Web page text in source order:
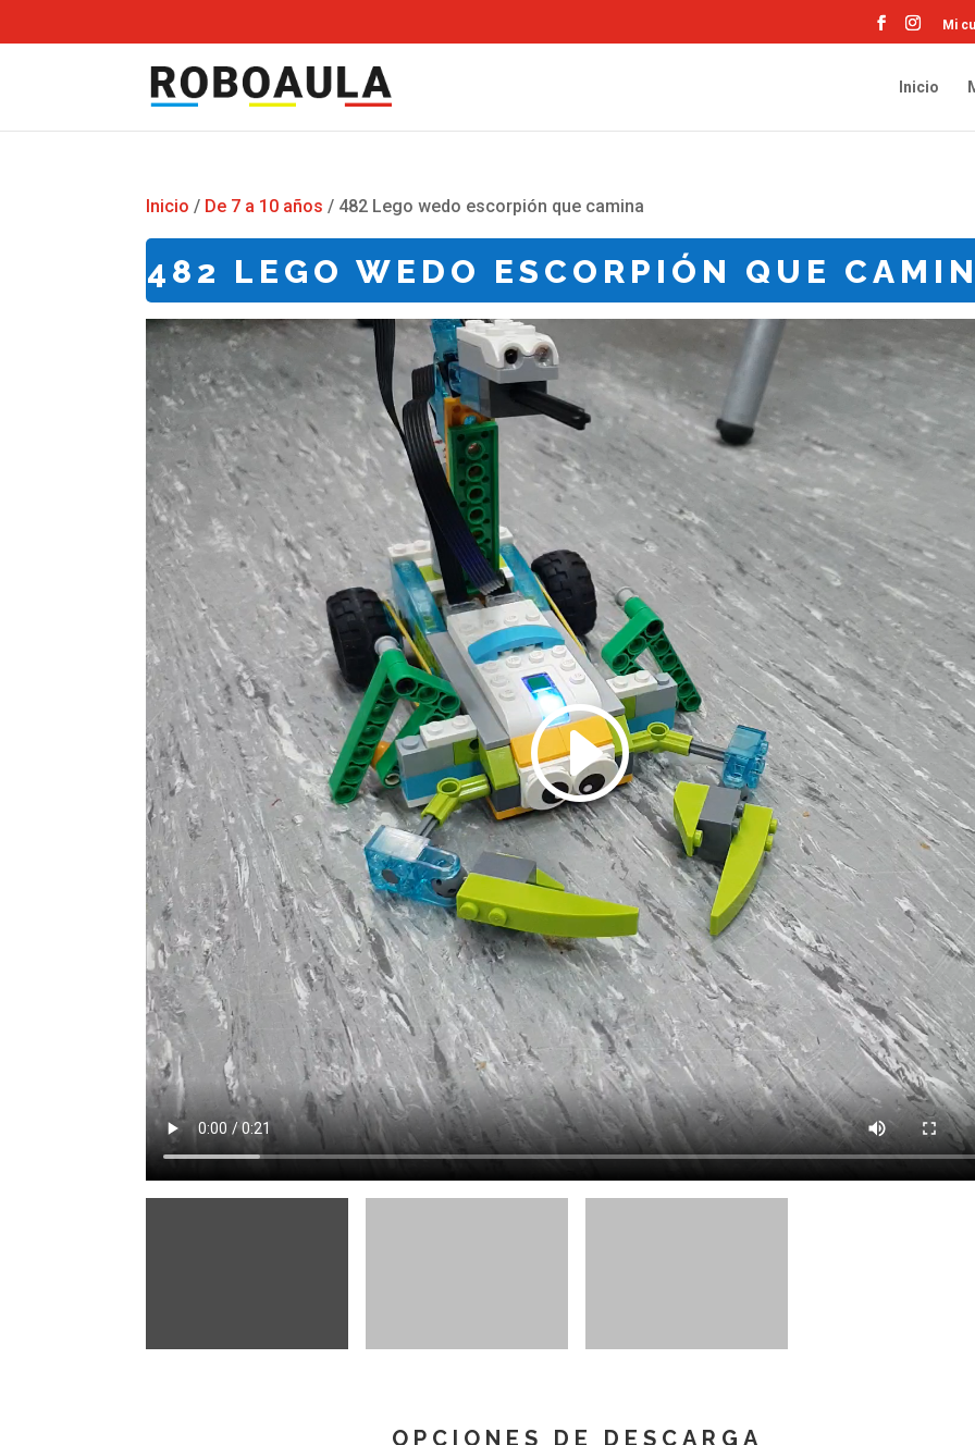
Mi
Inicio
Inicio / De 7 a 10 años / 482 Lego wedo escorpión que camina
482 LEGO WEDO ESCORPIÓN QUE
OPCIONES DE DESCARGA